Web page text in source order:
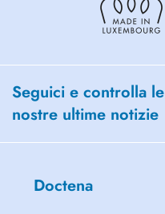
Seguici e controlla le
nostre ultime notizie
Doctena